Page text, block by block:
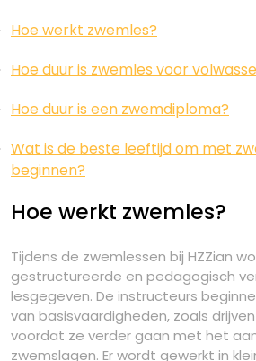
Hoe werkt zwemles?
Hoe duur is zwemles voor
Hoe duur is een zwemdiploma?
Wat is de beste leeftijd om met
beginnen?
Hoe werkt zwemles?
Tijdens de zwemlessen bij HZZian
gestructureerde en pedagogisch
lesgegeven. De instructeurs
van basisvaardigheden, zoals
voordat ze verder gaan met het
zwemslagen. Er wordt gewerkt in